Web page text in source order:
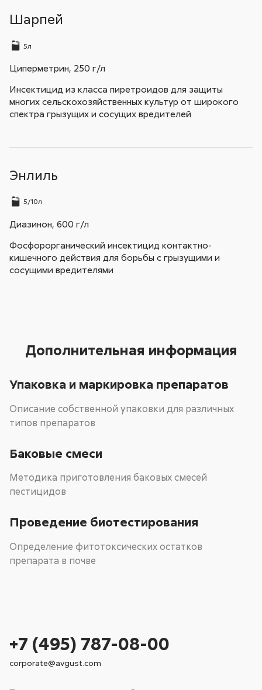
Шарпей
5л
Циперметрин, 250 г/л
Инсектицид из класса пиретроидов для защиты
многих сельскохозяйственных культур от широкого
спектра грызущих и сосущих вредителей
Энлиль
5/10л
Диазинон, 600 г/л
Фосфорорганический инсектицид контактно-
кишечного действия для борьбы с грызущими и
сосущими вредителями
Дополнительная информация
Упаковка и маркировка препаратов
Описание собственной упаковки для различных
типов препаратов
Баковые смеси
Методика приготовления баковых смесей
пестицидов
Проведение биотестирования
Определение фитотоксических остатков
препарата в почве
+7 (495) 787-08-00
corporate@avgust.com